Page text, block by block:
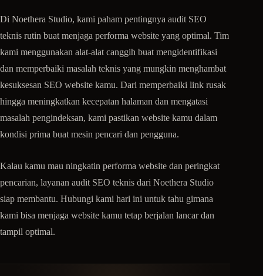
Di Noethera Studio, kami paham pentingnya audit SEO
teknis rutin buat menjaga performa website yang optimal. Tim
kami menggunakan alat-alat canggih buat mengidentifikasi
dan memperbaiki masalah teknis yang mungkin menghambat
kesuksesan SEO website kamu. Dari memperbaiki link rusak
hingga meningkatkan kecepatan halaman dan mengatasi
masalah pengindeksan, kami pastikan website kamu dalam
kondisi prima buat mesin pencari dan pengguna.
Kalau kamu mau ningkatin performa website dan peringkat
pencarian, layanan audit SEO teknis dari Noethera Studio
siap membantu. Hubungi kami hari ini untuk tahu gimana
kami bisa menjaga website kamu tetap berjalan lancar dan
tampil optimal.